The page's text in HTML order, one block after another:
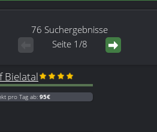
76 Suchergebnisse
Seite 1/8
Bielatal
pro Tag ab: 95€